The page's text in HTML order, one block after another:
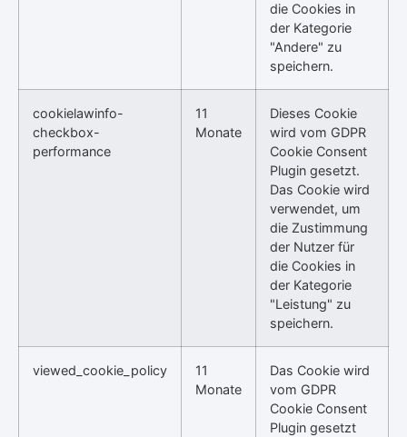
die Cookies in
der Kategorie
"Andere" zu
speichern.
cookielawinfo-
checkbox-
performance
11
Monate
Dieses Cookie
wird vom GDPR
Cookie Consent
Plugin gesetzt.
Das Cookie wird
verwendet, um
die Zustimmung
der Nutzer für
die Cookies in
der Kategorie
"Leistung" zu
speichern.
viewed_cookie_policy
11
Monate
Das Cookie wird
vom GDPR
Cookie Consent
Plugin gesetzt